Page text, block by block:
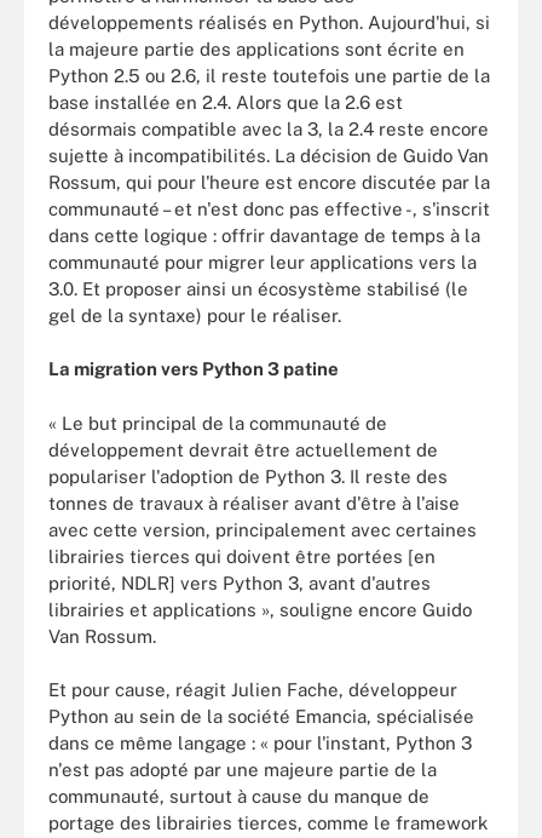
développements réalisés en Python. Aujourd'hui, si
la majeure partie des applications sont écrite en
Python 2.5 ou 2.6, il reste toutefois une partie de la
base installée en 2.4. Alors que la 2.6 est
désormais compatible avec la 3, la 2.4 reste encore
sujette à incompatibilités. La décision de Guido Van
Rossum, qui pour l'heure est encore discutée par la
communauté – et n'est donc pas effective -, s'inscrit
dans cette logique : offrir davantage de temps à la
communauté pour migrer leur applications vers la
3.0. Et proposer ainsi un écosystème stabilisé (le
gel de la syntaxe) pour le réaliser.
La migration vers Python 3 patine
« Le but principal de la communauté de
développement devrait être actuellement de
populariser l'adoption de Python 3. Il reste des
tonnes de travaux à réaliser avant d'être à l'aise
avec cette version, principalement avec certaines
librairies tierces qui doivent être portées [en
priorité, NDLR] vers Python 3, avant d'autres
librairies et applications », souligne encore Guido
Van Rossum.
Et pour cause, réagit Julien Fache, développeur
Python au sein de la société Emancia, spécialisée
dans ce même langage : « pour l'instant, Python 3
n'est pas adopté par une majeure partie de la
communauté, surtout à cause du manque de
portage des librairies tierces, comme le framework